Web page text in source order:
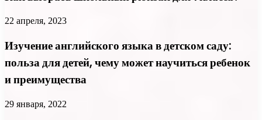
22 апреля, 2023
Изучение английского языка в детском саду:
польза для детей, чему может научиться ребенок
и преимущества
29 января, 2022